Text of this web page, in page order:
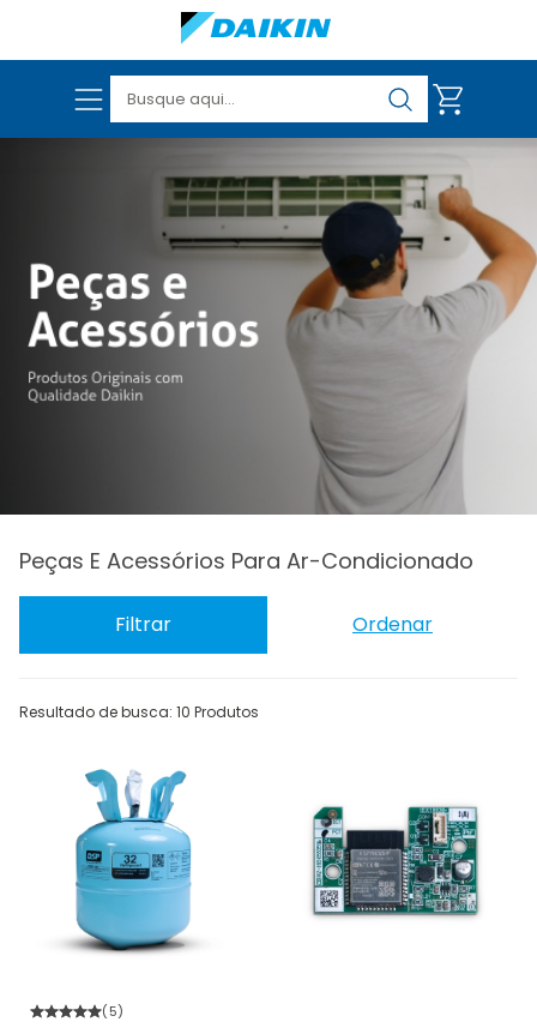
VER TODOS OS PRODUTOS
Peças E Acessórios Para Ar-Condicionado
Filtrar Ordenar
Resultado de busca: 10 Produtos
(5)